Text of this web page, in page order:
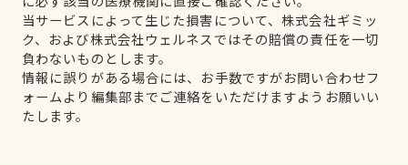
当サービスによって生じた損害について、株式会社ギミッ
ク、および株式会社ウェルネスではその賠償の責任を一切
負わないものとします。
情報に誤りがある場合には、お手数ですがお問い合わせフ
ォームより編集部までご連絡をいただけますようお願いい
たします。